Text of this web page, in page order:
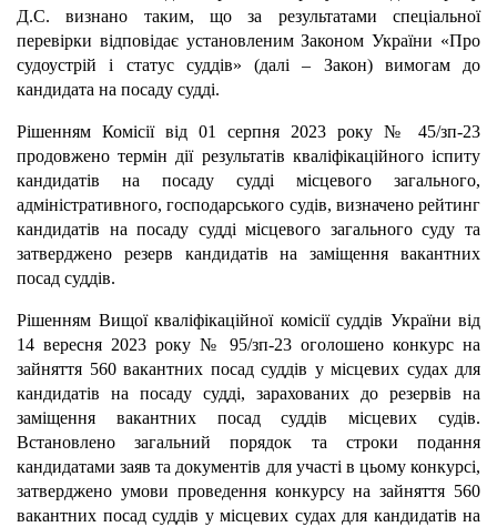
Д.С. визнано таким, що за результатами спеціальної
перевірки відповідає установленим Законом України «Про
судоустрій і статус суддів» (далі – Закон) вимогам до
кандидата на посаду судді.
Рішенням Комісії від 01 серпня 2023 року № 45/зп-23
продовжено термін дії результатів кваліфікаційного іспиту
кандидатів на посаду судді місцевого загального,
адміністративного, господарського судів, визначено рейтинг
кандидатів на посаду судді місцевого загального суду та
затверджено резерв кандидатів на заміщення вакантних
посад суддів.
Рішенням Вищої кваліфікаційної комісії суддів України від
14 вересня 2023 року № 95/зп-23 оголошено конкурс на
зайняття 560 вакантних посад суддів у місцевих судах для
кандидатів на посаду судді, зарахованих до резервів на
заміщення вакантних посад суддів місцевих судів.
Встановленозагальний порядок та строки подання
кандидатами заяв та документів для участі в цьому конкурсі,
затверджено умови проведення конкурсу на зайняття 560
вакантних посад суддів у місцевих судах для кандидатів на